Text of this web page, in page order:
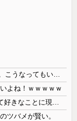
よね！ｗｗｗｗｗ
ツバメが賢い。